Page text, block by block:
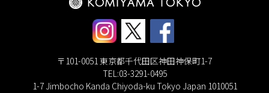
〒101-0051 東京都千代田区神田神保町1-7
TEL:03-3291-0495
1-7 Jimbocho Kanda Chiyoda-ku Tokyo Japan 1010051